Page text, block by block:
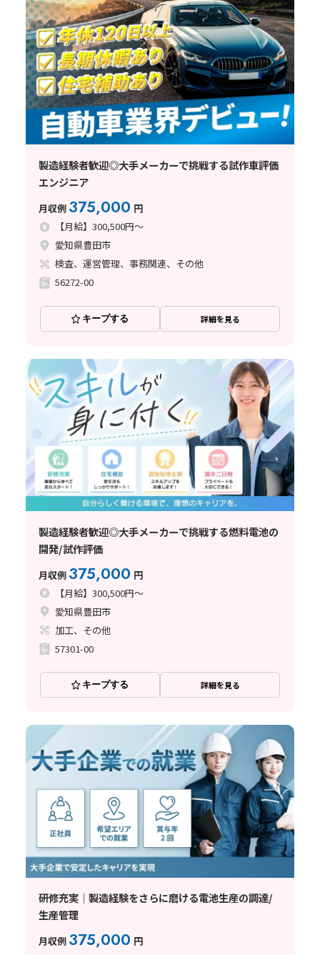
製造経験者歓迎◎大手メーカーで挑戦する試作車評価
エンジニア
月収例 375,000 円
【月給】300,500円～
愛知県豊田市
検査、運営管理、事務関連、その他
56272-00
キープする 詳細を見る
製造経験者歓迎◎大手メーカーで挑戦する燃料電池の
開発/試作評価
月収例 375,000 円
【月給】300,500円～
愛知県豊田市
加工、その他
57301-00
キープする 詳細を見る
研修充実｜製造経験をさらに磨ける電池生産の調達/
生産管理
月収例 375,000 円